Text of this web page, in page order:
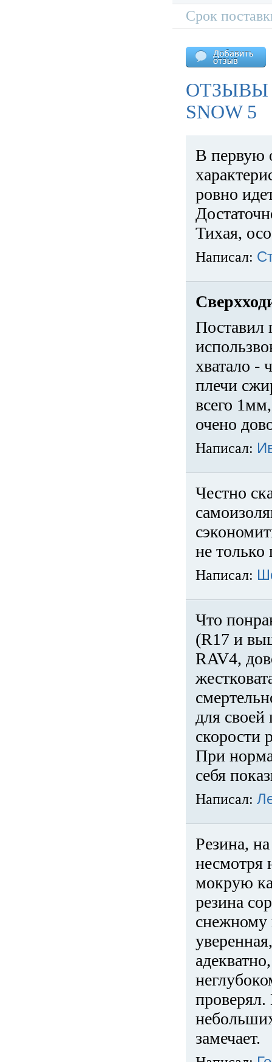
Срок
ОТЗЫВЫ
SNOW 5
В первую
ровно
Тихая,
Написал:
Поставил
хватало -
плечи
всего
очено
Написал:
Честно
не только
Написал:
Что
(R17 и
RAV4,
для
скорости
При
себя
Написал:
Резина,
несмотря
мокрую
резина
снежному
замечает.